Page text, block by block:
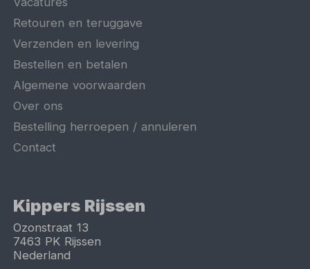
Retouren en teruggave
Verzenden en levering
Bestellen en betalen
Algemene voorwaarden
Over ons
Bestelling herroepen / annuleren
Contact
Kippers Rijssen
Ozonstraat 13
7463 PK Rijssen
Nederland